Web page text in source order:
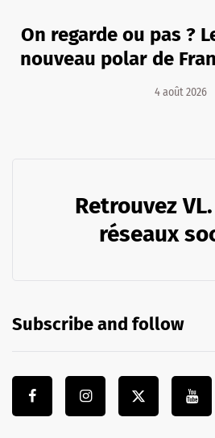
On regarde ou pas ?
nouveau polar de
4 août 2026
Retrouvez
réseaux
Subscribe and follow